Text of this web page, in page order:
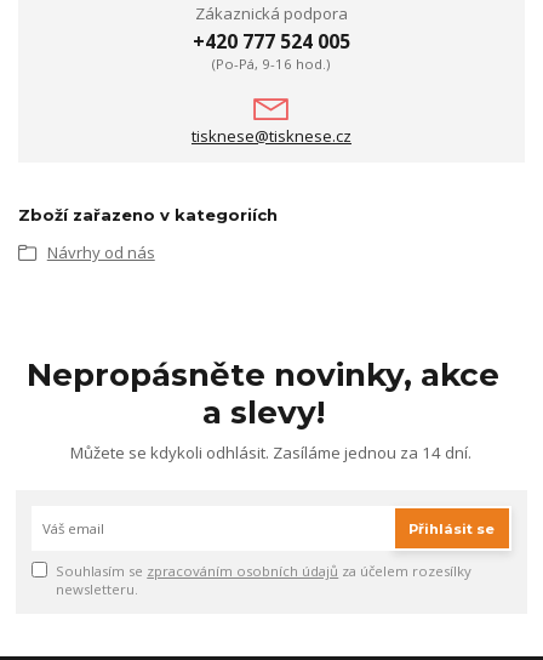
Zákaznická podpora
+420 777 524 005
(Po-Pá, 9-16 hod.)
tisknese@tisknese.cz
Zboží zařazeno v kategoriích
Návrhy od nás
Nepropásněte novinky, akce
a slevy!
Můžete se kdykoli odhlásit. Zasíláme jednou za 14 dní.
Přihlásit se
Souhlasím se zpracováním osobních údajů za účelem rozesílky
newsletteru.